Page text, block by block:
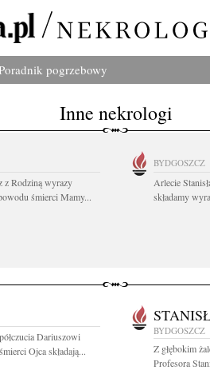
pogrzebowy
Inne nekrologi
Rodziną wyrazy
śmierci Mamy...
BYDGOSZCZ
Arlecie
składamy
Dariuszowi
Ojca składają...
BYDGOSZCZ
Z głębokim
Profesora